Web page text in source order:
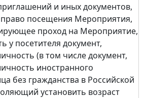
и иных документов,
посещения Мероприятия,
проход на Мероприятие,
у посетителя документ,
(в том числе документ,
иностранного
без гражданства в Российской
установить возраст